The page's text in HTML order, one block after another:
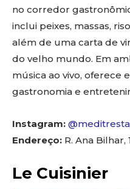
no corredor
inclui peixes, massas,
além de uma carta de
do velho mundo. Em
música ao vivo, oferece
gastronomia e
Instagram:
Endereço: R. Ana Bilhar,
Le Cuisinier